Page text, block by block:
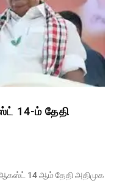
14-ம் தேதி
14 ஆம் தேதி அதிமுக